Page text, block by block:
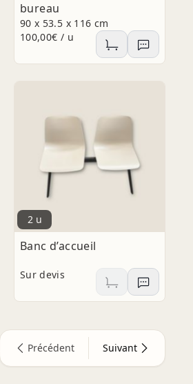
bureau
90 x 53.5 x 116 cm
100,00€ / u
2 u
Banc d’accueil
Sur devis
Précédent Suivant